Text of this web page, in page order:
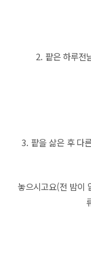
2. 팥은 하루전
3. 팥을 삶은 후 다
놓으시고요(전 밤이